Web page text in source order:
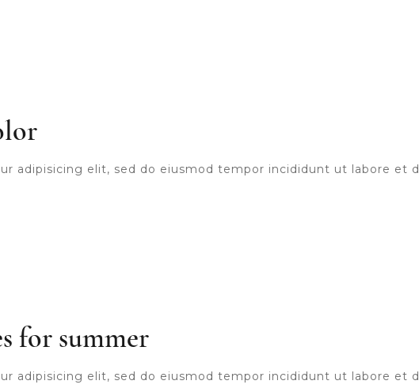
adipisicing elit, sed do eiusmod tempor incididunt ut labore et
for summer
adipisicing elit, sed do eiusmod tempor incididunt ut labore et